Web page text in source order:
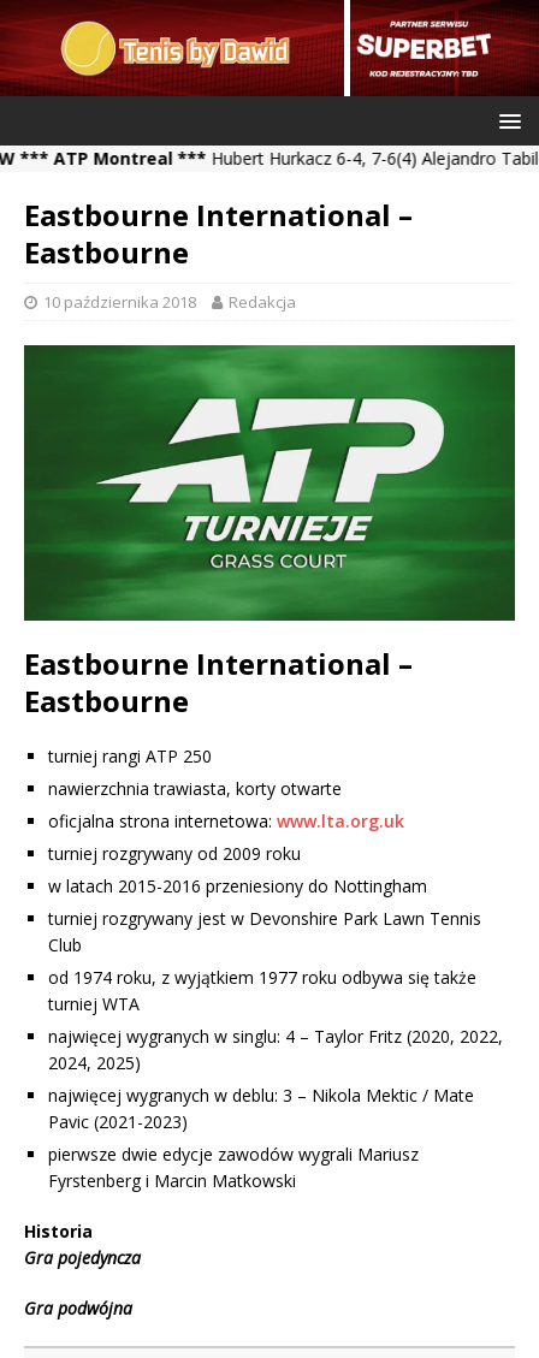
ATP Montreal ***Hubert Hurkacz 6-4, 7-6(4) Alejandro Tabilo
Eastbourne International –
Eastbourne
10 października 2018 Redakcja
Eastbourne International –
Eastbourne
turniej rangi ATP 250
nawierzchnia trawiasta, korty otwarte
oficjalna strona internetowa: www.lta.org.uk
turniej rozgrywany od 2009 roku
w latach 2015-2016 przeniesiony do Nottingham
turniej rozgrywany jest w Devonshire Park Lawn Tennis
Club
od 1974 roku, z wyjątkiem 1977 roku odbywa się także
turniej WTA
najwięcej wygranych w singlu: 4 – Taylor Fritz (2020, 2022,
2024, 2025)
najwięcej wygranych w deblu: 3 – Nikola Mektic / Mate
Pavic (2021-2023)
pierwsze dwie edycje zawodów wygrali Mariusz
Fyrstenberg i Marcin Matkowski
Historia
Gra pojedyncza
Gra podwójna